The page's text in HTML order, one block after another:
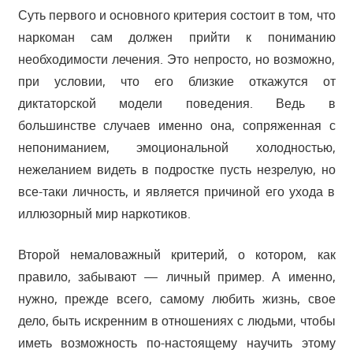
Суть первого и основного критерия состоит в том, что
наркоман сам должен прийти к пониманию
необходимости лечения. Это непросто, но возможно,
при условии, что его близкие откажутся от
диктаторской модели поведения. Ведь в
большинстве случаев именно она, сопряженная с
непониманием, эмоциональной холодностью,
нежеланием видеть в подростке пусть незрелую, но
все-таки личность, и является причиной его ухода в
иллюзорный мир наркотиков.
Второй немаловажный критерий, о котором, как
правило, забывают — личный пример. А именно,
нужно, прежде всего, самому любить жизнь, свое
дело, быть искренним в отношениях с людьми, чтобы
иметь возможность по-настоящему научить этому